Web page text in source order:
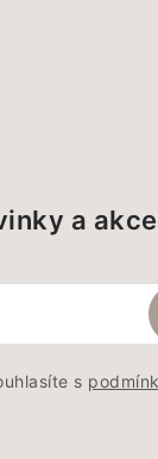
a
s